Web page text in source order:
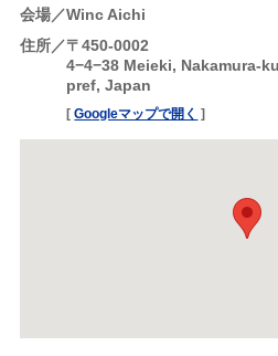
会場
Winc Aichi
住所
〒450-0002
4−4−38 Meieki, Nakamura-
pref, Japan
[Googleマップで開く ]